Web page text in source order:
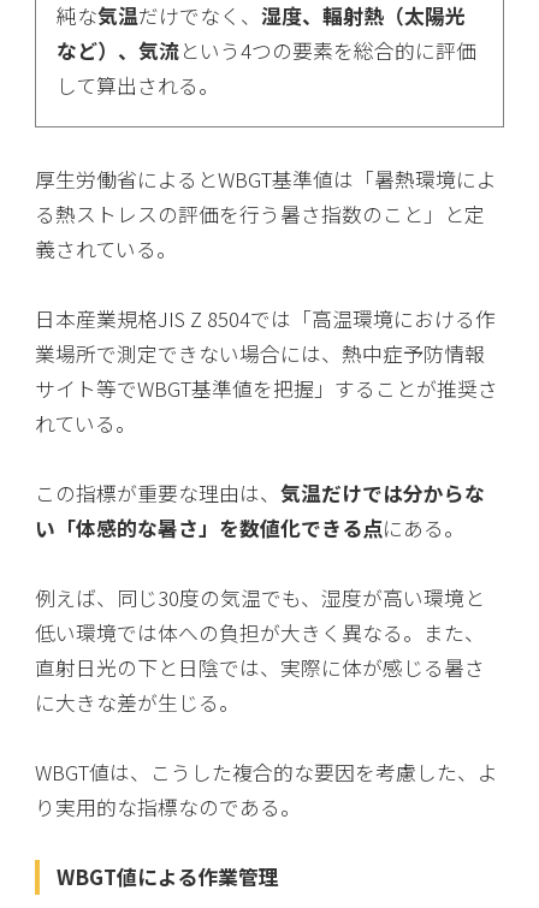
純な気温だけでなく、湿度、輻射熱（太陽光
など）、気流という4つの要素を総合的に評価
して算出される。
厚生労働省によるとWBGT基準値は「暑熱環境によ
る熱ストレスの評価を行う暑さ指数のこと」と定
義されている。
日本産業規格JIS Z 8504では「高温環境における作
業場所で測定できない場合には、熱中症予防情報
サイト等でWBGT基準値を把握」することが推奨さ
れている。
この指標が重要な理由は、気温だけでは分からな
い「体感的な暑さ」を数値化できる点にある。
例えば、同じ30度の気温でも、湿度が高い環境と
低い環境では体への負担が大きく異なる。また、
直射日光の下と日陰では、実際に体が感じる暑さ
に大きな差が生じる。
WBGT値は、こうした複合的な要因を考慮した、よ
り実用的な指標なのである。
WBGT値による作業管理